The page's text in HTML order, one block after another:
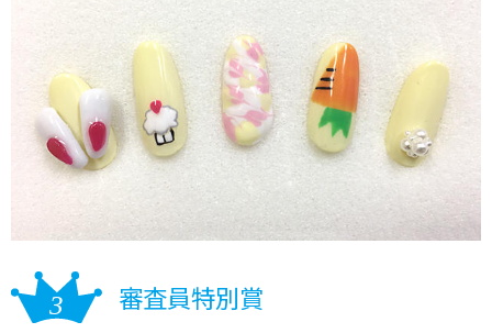
審査員特別賞